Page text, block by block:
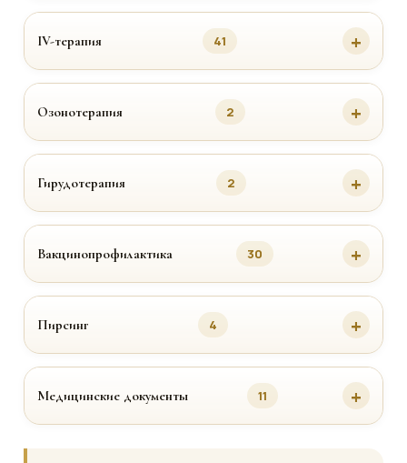
IV-терапия 41
Озонотерапия 2
Гирудотерапия 2
Вакцинопрофилактика 30
Пирсинг 4
Медицинские документы 11